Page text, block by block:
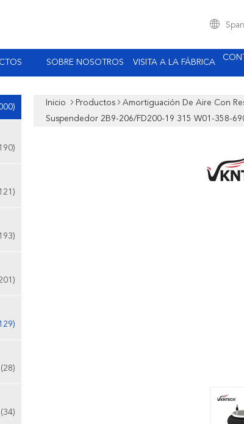
SOBRE NOSOTROS VISITA A LA FÁBRICA
(28)
(34)
Inicio Productos Amortiguación De Aire Con
Suspendedor 2B9-206/FD200-19 315 W01-358-